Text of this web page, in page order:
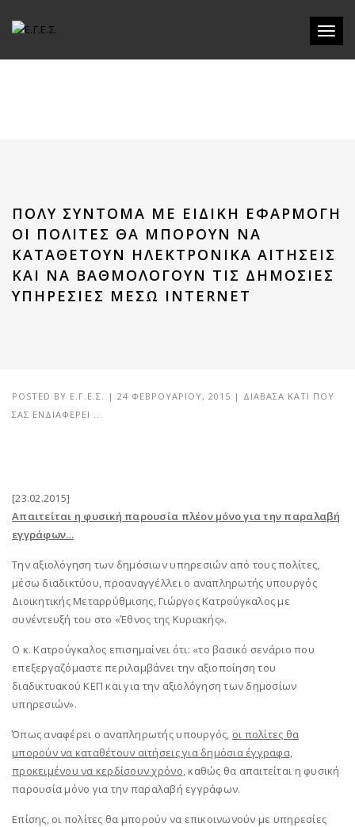
ΠΟΛΎ ΣΎΝΤΟΜΑ ΜΕ ΕΙΔΙΚΉ ΕΦΑΡΜΟΓΉ
ΟΙ ΠΟΛΊΤΕΣ ΘΑ ΜΠΟΡΟΎΝ ΝΑ
ΚΑΤΑΘΈΤΟΥΝ ΗΛΕΚΤΡΟΝΙΚΆ ΑΙΤΉΣΕΙΣ
ΚΑΙ ΝΑ ΒΑΘΜΟΛΟΓΟΎΝ ΤΙΣ ΔΗΜΌΣΙΕΣ
ΥΠΗΡΕΣΊΕΣ ΜΈΣΩ INTERNET
POSTED BY Ε.Γ.Ε.Σ. | 24 ΦΕΒΡΟΥΑΡΊΟΥ, 2015 | ΔΙΆΒΑΣΑ ΚΆΤΙ ΠΟΥ
ΣΑΣ ΕΝΔΙΑΦΈΡΕΙ ...
[23.02.2015]
Απαιτείται η φυσική παρουσία πλέον μόνο για την παραλαβή
εγγράφων…
Την αξιολόγηση των δημόσιων υπηρεσιών από τους πολίτες,
μέσω διαδικτύου, προαναγγέλλει ο αναπληρωτής υπουργός
Διοικητικής Μεταρρύθμισης, Γιώργος Κατρούγκαλος με
συνέντευξή του στο «Έθνος της Κυριακής».
Ο κ. Κατρούγκαλος επισημαίνει ότι: «το βασικό σενάριο που
επεξεργαζόμαστε περιλαμβάνει την αξιοποίηση του
διαδικτυακού ΚΕΠ και για την αξιολόγηση των δημοσίων
υπηρεσιών».
Όπως αναφέρει ο αναπληρωτής υπουργός, οι πολίτες θα
μπορούν να καταθέτουν αιτήσεις για δημόσια έγγραφα,
προκειμένου να κερδίσουν χρόνο, καθώς θα απαιτείται η φυσική
παρουσία μόνο για την παραλαβή εγγράφων.
Επίσης, οι πολίτες θα μπορούν να επικοινωνούν με υπηρεσίες